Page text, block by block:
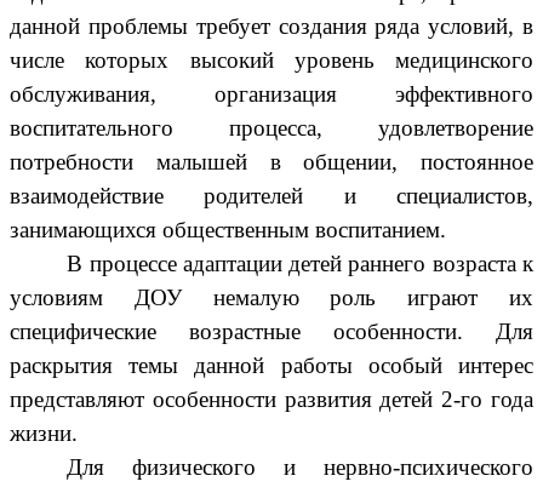
данной проблемы требует создания ряда условий, в
числе которых высокий уровень медицинского
обслуживания, организация эффективного
воспитательного процесса, удовлетворение
потребности малышей в общении, постоянное
взаимодействие родителей и специалистов,
занимающихся общественным воспитанием.
В процессе адаптации детей раннего возраста к
условиям ДОУ немалую роль играют их
специфические возрастные особенности. Для
раскрытия темы данной работы особый интерес
представляют особенности развития детей 2-го года
жизни.
Для физического и нервно-психического